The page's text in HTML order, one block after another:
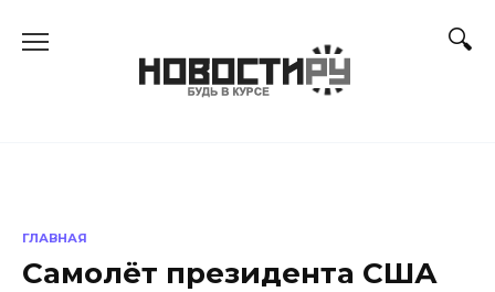
ГЛАВНАЯ
Самолёт президента США